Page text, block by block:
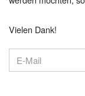
Vielen Dank!